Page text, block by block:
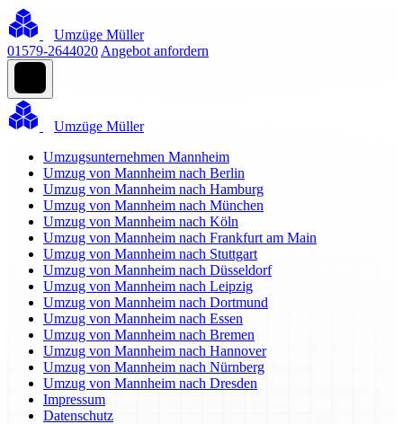
Umzüge Müller
01579-2644020 Angebot anfordern
Umzüge Müller
Umzugsunternehmen Mannheim
Umzug von Mannheim nach Berlin
Umzug von Mannheim nach Hamburg
Umzug von Mannheim nach München
Umzug von Mannheim nach Köln
Umzug von Mannheim nach Frankfurt am Main
Umzug von Mannheim nach Stuttgart
Umzug von Mannheim nach Düsseldorf
Umzug von Mannheim nach Leipzig
Umzug von Mannheim nach Dortmund
Umzug von Mannheim nach Essen
Umzug von Mannheim nach Bremen
Umzug von Mannheim nach Hannover
Umzug von Mannheim nach Nürnberg
Umzug von Mannheim nach Dresden
Impressum
Datenschutz